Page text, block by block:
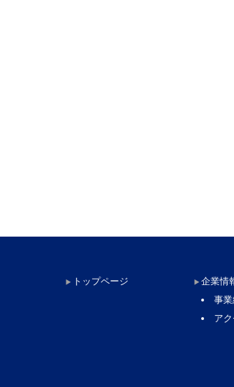
トップページ
企業情
事
ア